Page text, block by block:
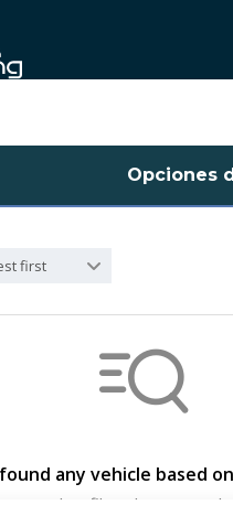
Opciones
first
any vehicle based
Try another filter, location or